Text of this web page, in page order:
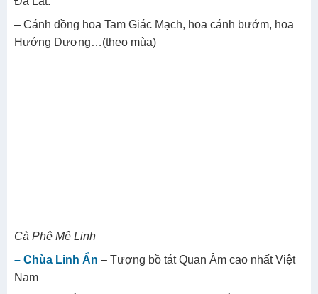
– Cánh đồng hoa Tam Giác Mạch, hoa cánh bướm, hoa
Hướng Dương…(theo mùa)
Cà Phê Mê Linh
– Chùa Linh Ẩn – Tượng bồ tát Quan Âm cao nhất Việt
Nam